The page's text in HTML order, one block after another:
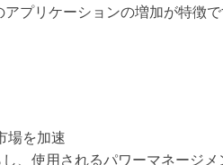
プリケーションの増加が特徴で
場を加速
、使用されるパワーマネージ